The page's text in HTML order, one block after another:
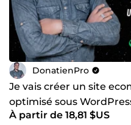
DonatienPro
Je vais créer un site
optimisé sous
À partir de 18,81 $US